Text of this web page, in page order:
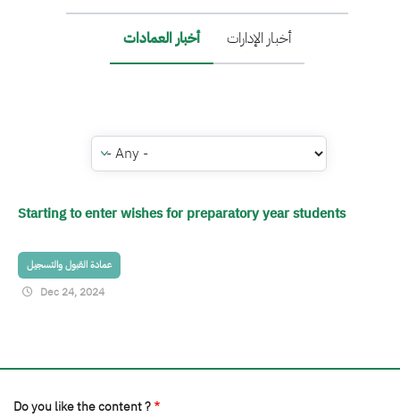
أخبار العمادات أخبار الإدارات
Starting to enter wishes for preparatory year students
عمادة القبول والتسجيل
Dec 24, 2024
Do you like the content ?